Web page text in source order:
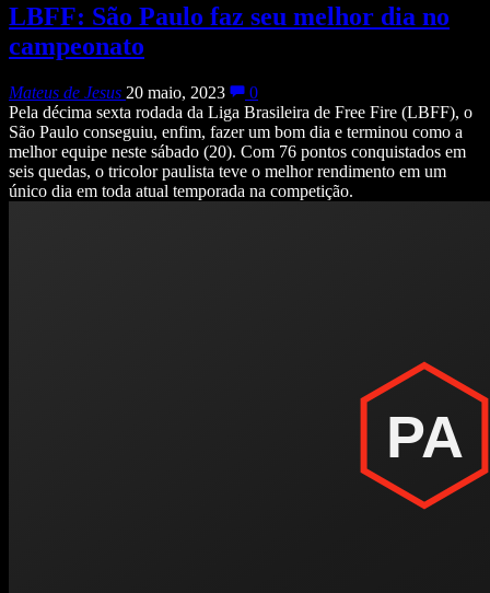
LBFF: São Paulo faz seu melhor dia no
campeonato
Mateus de Jesus 20 maio, 2023
0
Pela décima sexta rodada da Liga Brasileira de Free Fire (LBFF), o
São Paulo conseguiu, enfim, fazer um bom dia e terminou como a
melhor equipe neste sábado (20). Com 76 pontos conquistados em
seis quedas, o tricolor paulista teve o melhor rendimento em um
único dia em toda atual temporada na competição.